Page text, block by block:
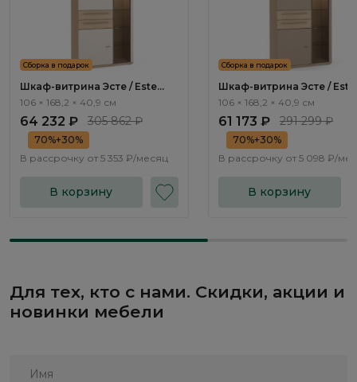
Сборка в подарок
Шкаф-витрина Эсте / Este
ST506.4
106 × 168,2 × 40,9 см
64 232 ₽ 305 862 ₽
70%+30%
В рассрочку от 5 353 ₽/месяц
В корзину
Сборка в подарок
Шкаф-витрина Эсте / Este
ST506.3
106 × 168,2 × 40,9 см
61 173 ₽ 291 299 ₽
70%+30%
В рассрочку от 5 098 ₽/
В корзину
Для тех, кто с нами. Скидки, акции и
новинки мебели